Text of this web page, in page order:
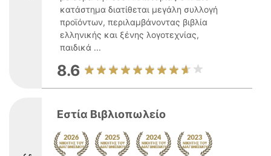
κατάστημα διατίθεται μεγάλη συλλογή
προϊόντων, περιλαμβάνοντας βιβλία
ελληνικής και ξένης λογοτεχνίας,
παιδικά ...
8.6
Εστία Βιβλιοπωλείο